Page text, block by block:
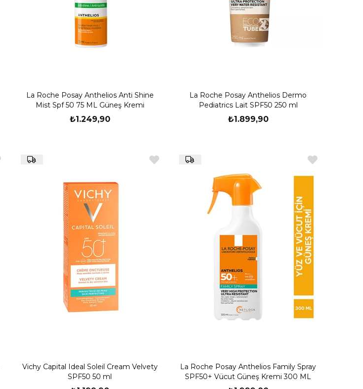
La Roche Posay Anthelios Anti Shine
Mist Spf 50 75 ML Güneş Kremi
₺1.249,90
La Roche Posay Anthelios Dermo
Pediatrics Lait SPF50 250 ml
₺1.899,90
Vichy Capital Ideal Soleil Cream Velvety
SPF50 50 ml
La Roche Posay Anthelios Family Spray
SPF50+ Vücut Güneş Kremi 300 ML